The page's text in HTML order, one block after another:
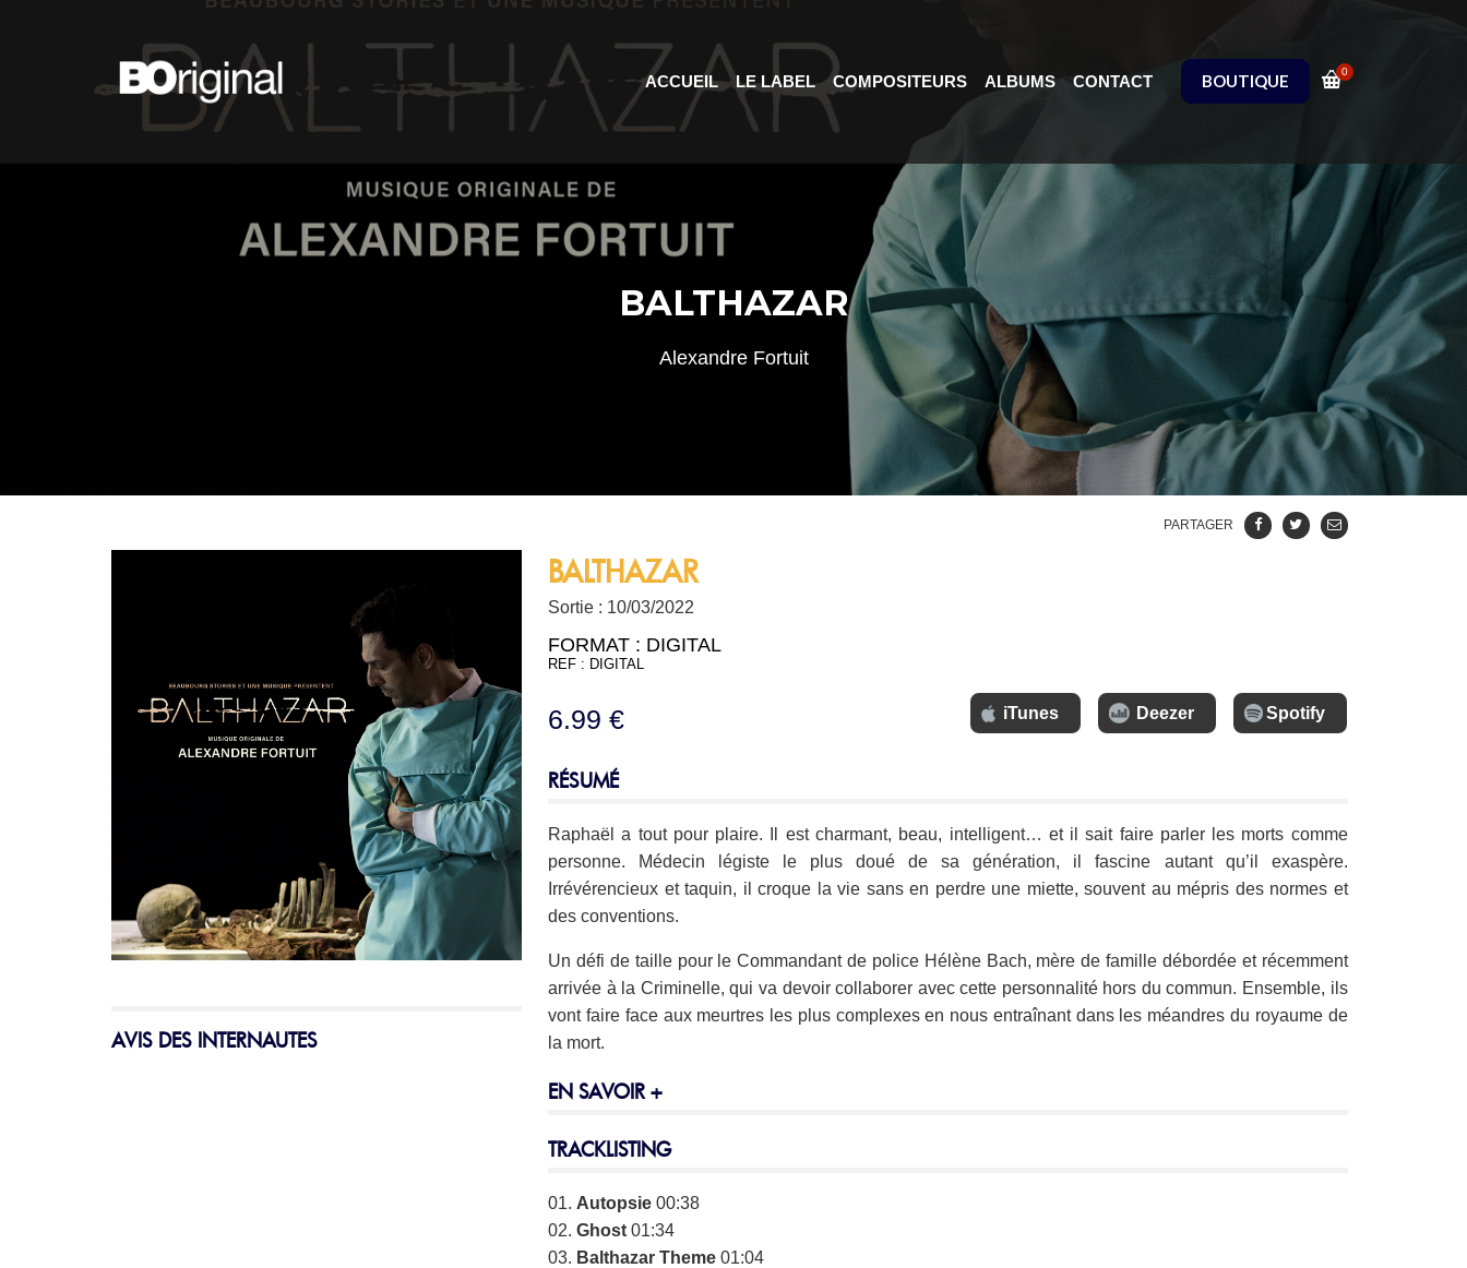
ACCUEIL LE LABEL COMPOSITEURS ALBUMS CONTACT BOUTIQUE 0
BALTHAZAR
Alexandre Fortuit
AVIS DES INTERNAUTES
PARTAGER
BALTHAZAR
Sortie : 10/03/2022
FORMAT : DIGITAL
REF : DIGITAL
6.99 € iTunes Deezer Spotify
RÉSUMÉ
Raphaël a tout pour plaire. Il est charmant, beau, intelligent… et il sait faire parler les morts comme
personne. Médecin légiste le plus doué de sa génération, il fascine autant qu’il exaspère.
Irrévérencieux et taquin, il croque la vie sans en perdre une miette, souvent au mépris des normes et
des conventions.
Un défi de taille pour le Commandant de police Hélène Bach, mère de famille débordée et récemment
arrivée à la Criminelle, qui va devoir collaborer avec cette personnalité hors du commun. Ensemble, ils
vont faire face aux meurtres les plus complexes en nous entraînant dans les méandres du royaume de
la mort.
EN SAVOIR +
TRACKLISTING
01. Autopsie 00:38
02.Ghost 01:34
03. Balthazar Theme 01:04